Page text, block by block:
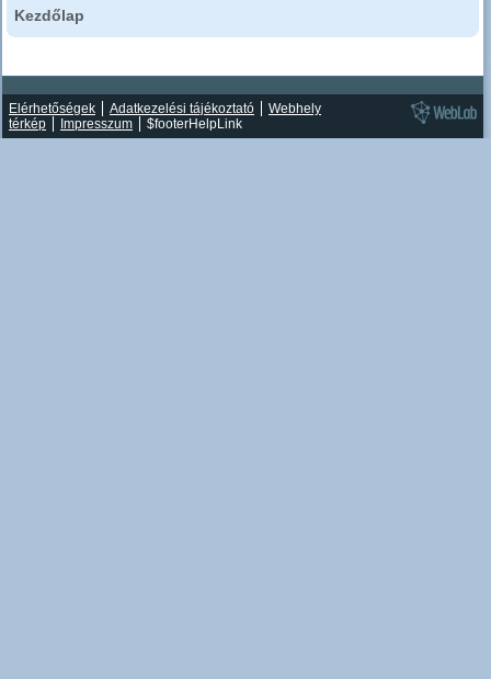
Kezdőlap
Elérhetőségek Adatkezelési tájékoztató
Webhely
térkép
Impresszum $footerHelpLink